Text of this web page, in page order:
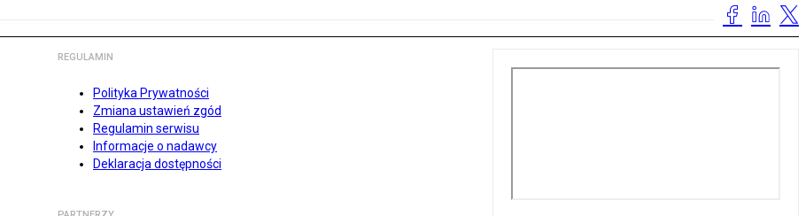
REGULAMIN
Polityka Prywatności
Zmiana ustawień zgód
Regulamin serwisu
Informacje o nadawcy
Deklaracja dostępności